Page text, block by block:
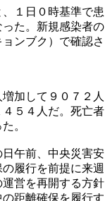
１日０時基準で患
た。新規感染者の
ンブク）で確認さ
加して９０７２人
５４人だ。死亡者
。
午前、中央災害安
履行を前提に来週
営を再開する方針
距離確保を履行す